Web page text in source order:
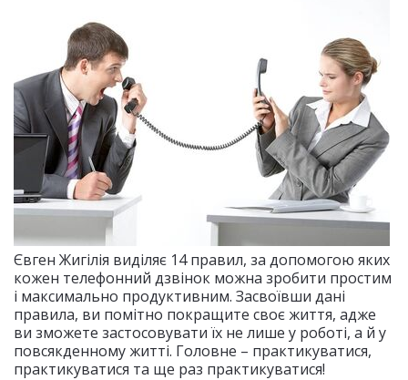
Євген Жигілія виділяє 14 правил, за допомогою яких
кожен телефонний дзвінок можна зробити простим
і максимально продуктивним. Засвоївши дані
правила, ви помітно покращите своє життя, адже
ви зможете застосовувати їх не лише у роботі, а й у
повсякденному житті. Головне – практикуватися,
практикуватися та ще раз практикуватися!